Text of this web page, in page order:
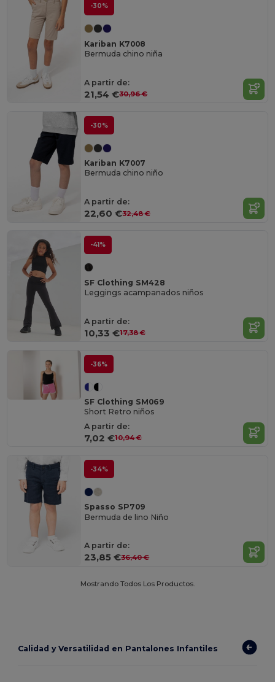
-30%
Kariban K7008
Bermuda chino niña
A partir de:
21,54 €30,96 €
-30%
Kariban K7007
Bermuda chino niño
A partir de:
22,60 €32,48 €
-41%
SF Clothing SM428
Leggings acampanados niños
A partir de:
10,33 €17,38 €
-36%
SF Clothing SM069
Short Retro niños
A partir de:
7,02 €10,94 €
-34%
Spasso SP709
Bermuda de lino Niño
A partir de:
23,85 €36,40 €
Mostrando Todos Los Productos.
Calidad y Versatilidad en Pantalones Infantiles